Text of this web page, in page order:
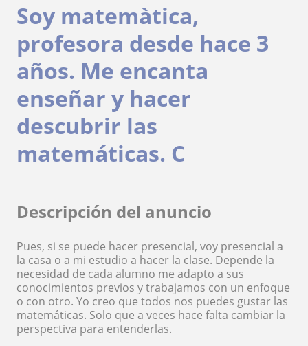
Soy matemàtica,
profesora desde hace 3
años. Me encanta
enseñar y hacer
descubrir las
matemáticas. C
Descripción del anuncio
Pues, si se puede hacer presencial, voy presencial a
la casa o a mi estudio a hacer la clase. Depende la
necesidad de cada alumno me adapto a sus
conocimientos previos y trabajamos con un enfoque
o con otro. Yo creo que todos nos puedes gustar las
matemáticas. Solo que a veces hace falta cambiar la
perspectiva para entenderlas.